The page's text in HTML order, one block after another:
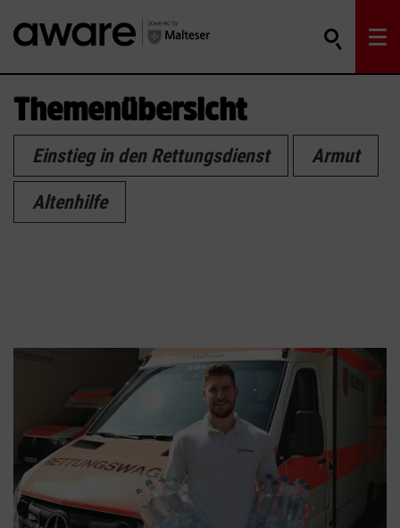
Themenübersicht
Einstieg in den Rettungsdienst Armut
Altenhilfe